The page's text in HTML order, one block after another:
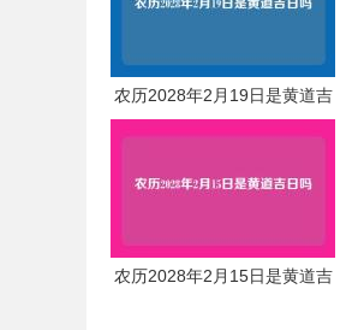
农历2028年2月19日是黄道吉
日吗
农历2028年2月15日是黄道吉